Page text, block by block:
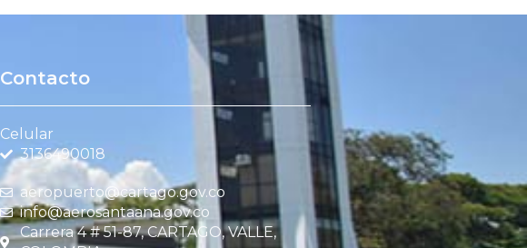
Contacto
Celular
3136490018
aeropuerto@cartago.gov.co
info@aerosantaana.gov.co
Carrera 4 # 51-87, CARTAGO, VALLE,